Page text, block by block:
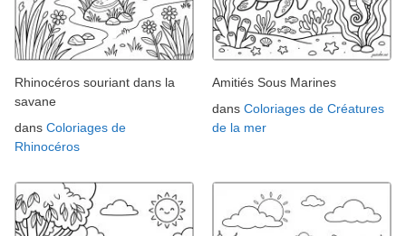
Rhinocéros souriant dans la
savane
dans Coloriages de
Rhinocéros
Amitiés Sous Marines
dans Coloriages de Créatures
de la mer